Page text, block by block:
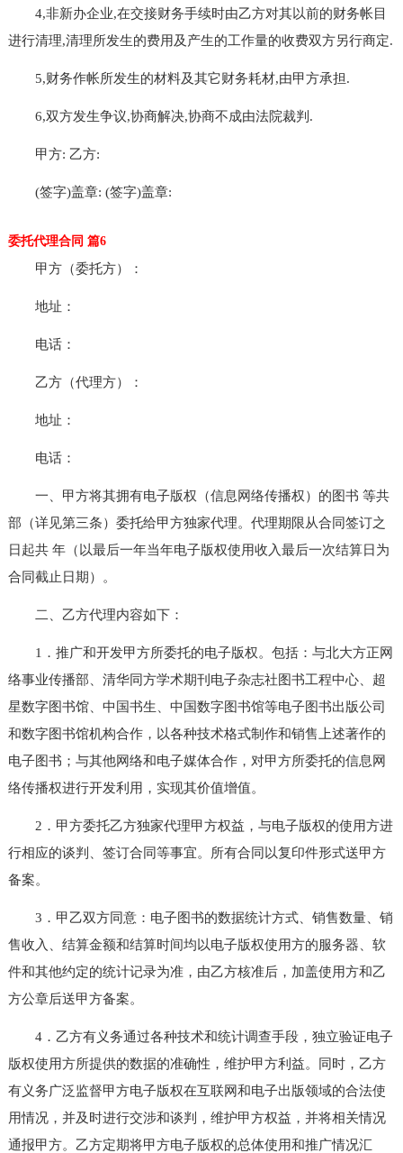
4,非新办企业,在交接财务手续时由乙方对其以前的财务帐目
进行清理,清理所发生的费用及产生的工作量的收费双方另行商定.
5,财务作帐所发生的材料及其它财务耗材,由甲方承担.
6,双方发生争议,协商解决,协商不成由法院裁判.
甲方: 乙方:
(签字)盖章: (签字)盖章:
委托代理合同 篇6
甲方（委托方）：
地址：
电话：
乙方（代理方）：
地址：
电话：
一、甲方将其拥有电子版权（信息网络传播权）的图书 等共
部（详见第三条）委托给甲方独家代理。代理期限从合同签订之
日起共 年（以最后一年当年电子版权使用收入最后一次结算日为
合同截止日期）。
二、乙方代理内容如下：
1．推广和开发甲方所委托的电子版权。包括：与北大方正网
络事业传播部、清华同方学术期刊电子杂志社图书工程中心、超
星数字图书馆、中国书生、中国数字图书馆等电子图书出版公司
和数字图书馆机构合作，以各种技术格式制作和销售上述著作的
电子图书；与其他网络和电子媒体合作，对甲方所委托的信息网
络传播权进行开发利用，实现其价值增值。
2．甲方委托乙方独家代理甲方权益，与电子版权的使用方进
行相应的谈判、签订合同等事宜。所有合同以复印件形式送甲方
备案。
3．甲乙双方同意：电子图书的数据统计方式、销售数量、销
售收入、结算金额和结算时间均以电子版权使用方的服务器、软
件和其他约定的统计记录为准，由乙方核准后，加盖使用方和乙
方公章后送甲方备案。
4．乙方有义务通过各种技术和统计调查手段，独立验证电子
版权使用方所提供的数据的准确性，维护甲方利益。同时，乙方
有义务广泛监督甲方电子版权在互联网和电子出版领域的合法使
用情况，并及时进行交涉和谈判，维护甲方权益，并将相关情况
通报甲方。乙方定期将甲方电子版权的总体使用和推广情况汇